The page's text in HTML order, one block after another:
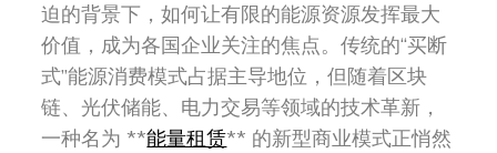
迫的背景下，如何让有限的能源资源发挥最大
价值，成为各国企业关注的焦点。传统的“买断
式”能源消费模式占据主导地位，但随着区块
链、光伏储能、电力交易等领域的技术革新，
一种名为 **能量租赁** 的新型商业模式正悄然